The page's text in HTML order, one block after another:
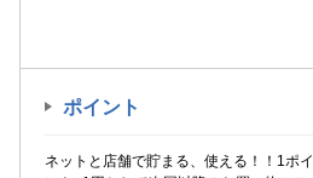
ポイント
ネットと店舗で貯まる、使える！！1ポイ